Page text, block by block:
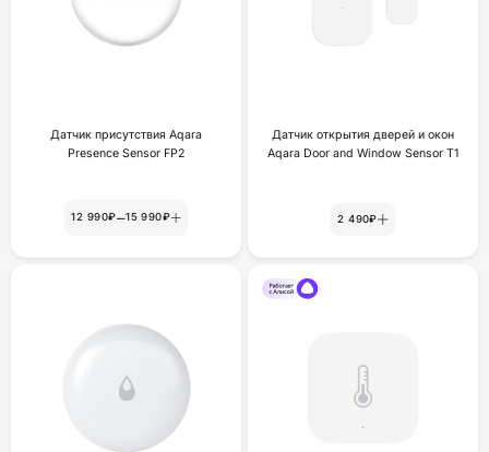
Датчик присутствия Aqara
Presence Sensor FP2
12 990₽–15 990₽
Датчик открытия дверей и окон
Aqara Door and Window Sensor T1
2 490₽